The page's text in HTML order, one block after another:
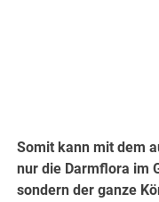
Somit kann mit dem
nur die Darmflora im
sondern der ganze